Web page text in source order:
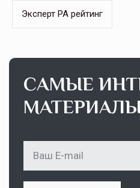
Эксперт РА рейтинг
САМЫЕ